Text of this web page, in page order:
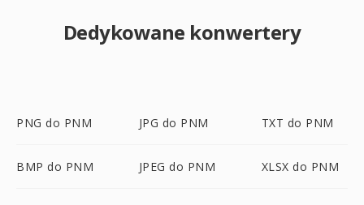
Dedykowane konwertery
PNG do PNM JPG do PNM TXT do PNM
BMP do PNM JPEG do PNM XLSX do PNM